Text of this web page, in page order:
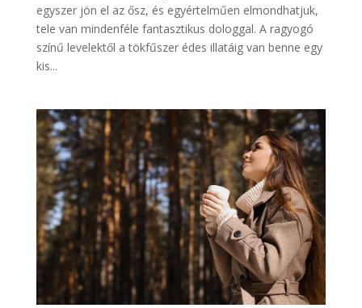
egyszer jön el az ősz, és egyértelműen elmondhatjuk,
tele van mindenféle fantasztikus dologgal. A ragyogó
színű levelektől a tökfűszer édes illatáig van benne egy
kis...